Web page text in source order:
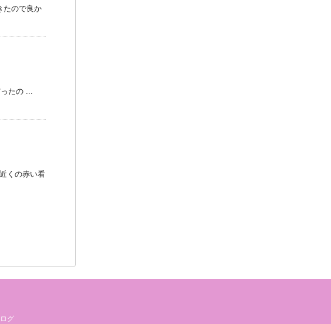
たので良か
たの ...
くの赤い看
グ